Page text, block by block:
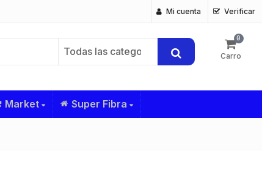
Mi cuenta Verificar
Todas las categorías
0
Carro
Market Super Fibra